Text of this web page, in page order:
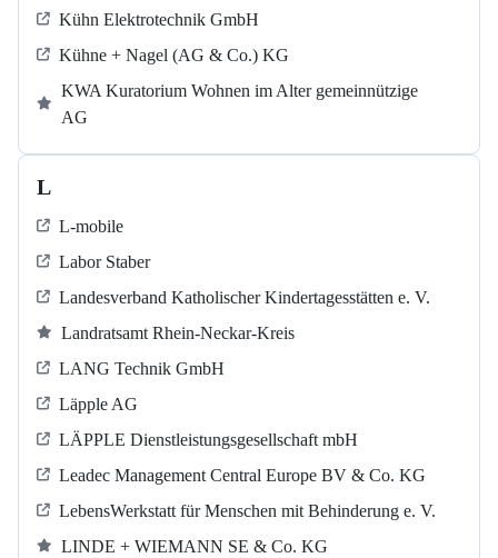
Kühn Elektrotechnik GmbH
Kühne + Nagel (AG & Co.) KG
KWA Kuratorium Wohnen im Alter gemeinnützige
AG
L
L-mobile
Labor Staber
Landesverband Katholischer Kindertagesstätten e. V.
Landratsamt Rhein-Neckar-Kreis
LANG Technik GmbH
Läpple AG
LÄPPLE Dienstleistungsgesellschaft mbH
Leadec Management Central Europe BV & Co. KG
LebensWerkstatt für Menschen mit Behinderung e. V.
LINDE + WIEMANN SE & Co. KG